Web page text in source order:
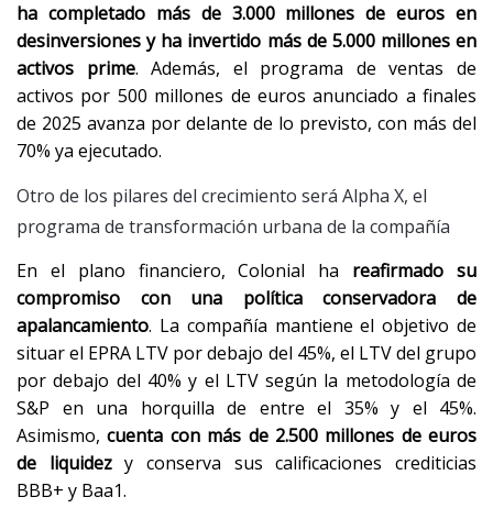
ha completado más de 3.000 millones de euros en
desinversiones y ha invertido más de 5.000 millones en
activos prime. Además, el programa de ventas de
activos por 500 millones de euros anunciado a finales
de 2025 avanza por delante de lo previsto, con más del
70% ya ejecutado.
Otro de los pilares del crecimiento será Alpha X, el
programa de transformación urbana de la compañía
En el plano financiero, Colonial ha reafirmado su
compromiso con una política conservadora de
apalancamiento. La compañía mantiene el objetivo de
situar el EPRA LTV por debajo del 45%, el LTV del grupo
por debajo del 40% y el LTV según la metodología de
S&P en una horquilla de entre el 35% y el 45%.
Asimismo,cuenta con más de 2.500 millones de euros
de liquidezy conserva sus calificaciones crediticias
BBB+ y Baa1.